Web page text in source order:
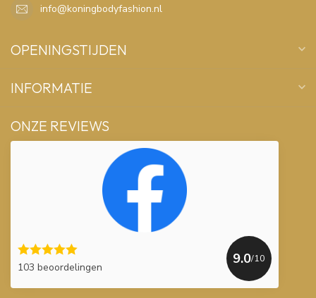
info@koningbodyfashion.nl
OPENINGSTIJDEN
INFORMATIE
ONZE REVIEWS
103 beoordelingen
9.0/10